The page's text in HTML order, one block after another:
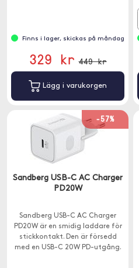
Finns i lager, skickas på måndag
329 kr 449 kr
Lägg i varukorgen
-57%
Sandberg USB-C AC Charger
PD20W
Sandberg USB-C AC Charger
PD20W är en smidig laddare för
stickkontakt. Den är försedd
med en USB-C 20W PD-utgång.